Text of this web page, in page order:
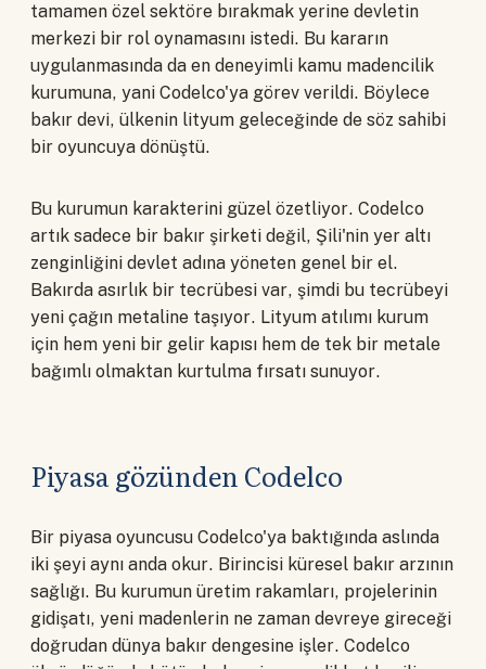
tamamen özel sektöre bırakmak yerine devletin
merkezi bir rol oynamasını istedi. Bu kararın
uygulanmasında da en deneyimli kamu madencilik
kurumuna, yani Codelco'ya görev verildi. Böylece
bakır devi, ülkenin lityum geleceğinde de söz sahibi
bir oyuncuya dönüştü.
Bu kurumun karakterini güzel özetliyor. Codelco
artık sadece bir bakır şirketi değil, Şili'nin yer altı
zenginliğini devlet adına yöneten genel bir el.
Bakırda asırlık bir tecrübesi var, şimdi bu tecrübeyi
yeni çağın metaline taşıyor. Lityum atılımı kurum
için hem yeni bir gelir kapısı hem de tek bir metale
bağımlı olmaktan kurtulma fırsatı sunuyor.
Piyasa gözünden Codelco
Bir piyasa oyuncusu Codelco'ya baktığında aslında
iki şeyi aynı anda okur. Birincisi küresel bakır arzının
sağlığı. Bu kurumun üretim rakamları, projelerinin
gidişatı, yeni madenlerin ne zaman devreye gireceği
doğrudan dünya bakır dengesine işler. Codelco